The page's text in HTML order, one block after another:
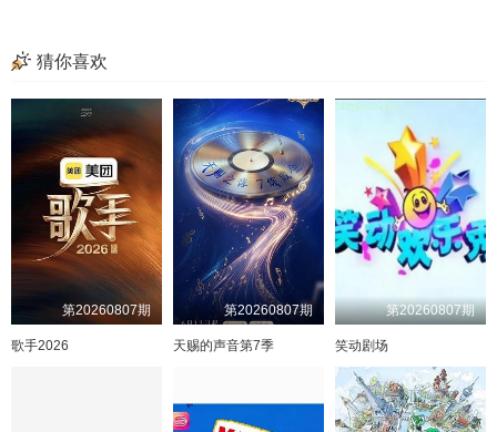
猜你喜欢
第20260807期
歌手2026
第20260807期
天赐的声音第7季
第20260807期
笑动剧场